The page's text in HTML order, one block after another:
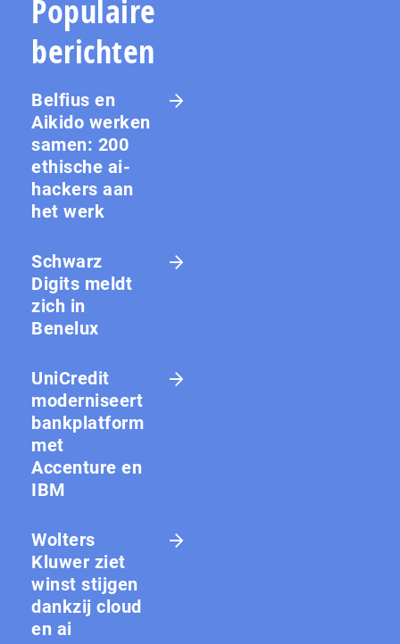
Populaire
berichten
Belfius en
Aikido werken
samen: 200
ethische ai-
hackers aan
het werk
Schwarz
Digits meldt
zich in
Benelux
UniCredit
moderniseert
bankplatform
met
Accenture en
IBM
Wolters
Kluwer ziet
winst stijgen
dankzij cloud
en ai